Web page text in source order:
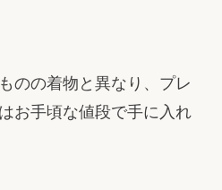
のの着物と異なり、プレ
お手頃な値段で手に入れ